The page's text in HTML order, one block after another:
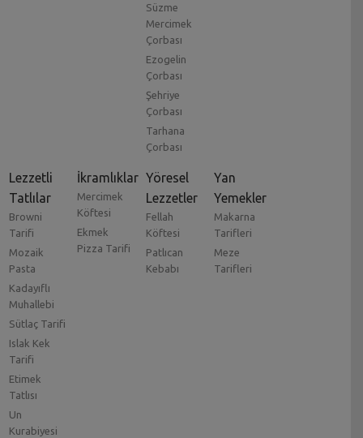
Süzme
Mercimek
Çorbası
Ezogelin
Çorbası
Şehriye
Çorbası
Tarhana
Çorbası
Lezzetli
Tatlılar
Browni
Tarifi
Mozaik
Pasta
Kadayıflı
Muhallebi
Sütlaç Tarifi
Islak Kek
Tarifi
Etimek
Tatlısı
Un
Kurabiyesi
İkramlıklar
Mercimek
Köftesi
Ekmek
Pizza Tarifi
Yöresel
Lezzetler
Fellah
Köftesi
Patlıcan
Kebabı
Yan
Yemekler
Makarna
Tarifleri
Meze
Tarifleri